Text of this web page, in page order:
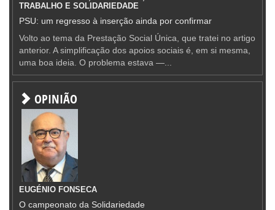
TRABALHO E SOLIDARIEDADE
PSU: um regresso à inserção ainda por confirmar
Volto ao tema da Prestação Social Única, que tratei no artigo
anterior. A simplificação dos apoios sociais é, em si mesma,
uma boa ideia. O problema estava —...
OPINIÃO
EUGÉNIO FONSECA
O campeonato da Solidariedade